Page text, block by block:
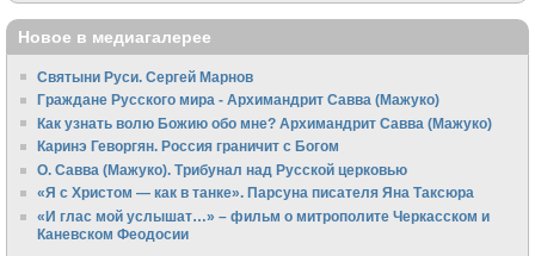
Новое в медиагалерее
Святыни Руси. Сергей Марнов
Граждане Русского мира - Архимандрит Савва (Мажуко)
Как узнать волю Божию обо мне? Архимандрит Савва (Мажуко)
Каринэ Геворгян. Россия граничит с Богом
О. Савва (Мажуко). Трибунал над Русской церковью
«Я с Христом — как в танке». Парсуна писателя Яна Таксюра
«И глас мой услышат…» – фильм о митрополите Черкасском и
Каневском Феодосии